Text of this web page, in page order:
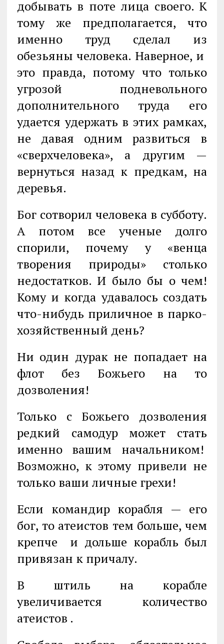
добывать в поте лица своего. К
тому же предполагается, что
именно труд сделал из
обезьяны человека. Наверное, и
это правда, потому что только
угрозой подневольного
дополнительного труда его
удается удер­жать в этих рамках,
не давая одним развиться в
«сверхчеловека», а другим —
вернуться назад к предкам, на
деревья.
Бог сотворил человека в субботу.
А потом все ученые долго
спорили, по­чему у «венца
творения природы» столько
недостатков. И было бы о чем!
Кому и когда удавалось создать
что-нибудь приличное в парко-
хозяйственный день?
Ни один дурак не попадает на
флот без Божьего на то
дозволения!
Только с Божьего дозволения
редкий самодур может стать
именно вашим начальником!
Возможно, к этому привели не
только ваши личные грехи!
Если командир корабля — его
бог, то атеистов тем больше, чем
крепче и дольше корабль был
привязан к причалу.
В штиль на корабле
увеличивается количество
атеистов .